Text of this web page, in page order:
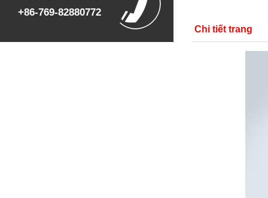
+86-769-82880772
Chi tiết trang